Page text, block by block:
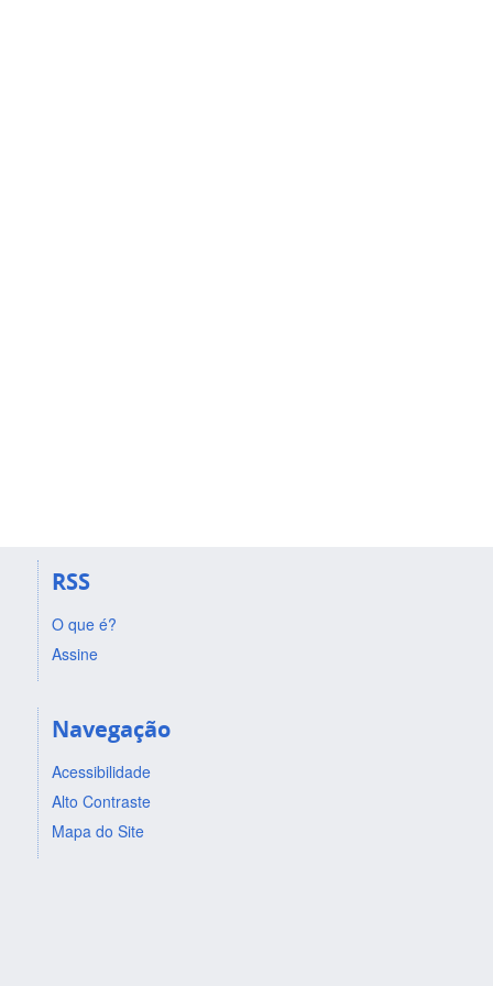
RSS
O que é?
Assine
Navegação
Acessibilidade
Alto Contraste
Mapa do Site